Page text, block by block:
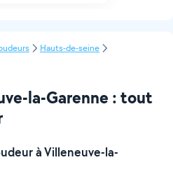
Hauts-de-seine
la-Garenne : tout
à Villeneuve-la-